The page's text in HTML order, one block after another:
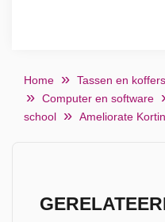
Home Tassen en koffers
Computer en software
school
Ameliorate